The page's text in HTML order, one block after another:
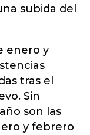
subida del
enero y
tras el
Sin
son las
y febrero